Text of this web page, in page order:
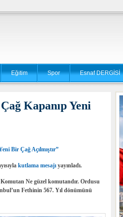
Eğitim Spor Esnaf DERGİSİ
Kapanıp Yeni
Bir Çağ Açılmıştır”
kutlama mesajı yayınladı.
Ne güzel komutandır. Ordusu
Fethinin 567. Yıl dönümünü